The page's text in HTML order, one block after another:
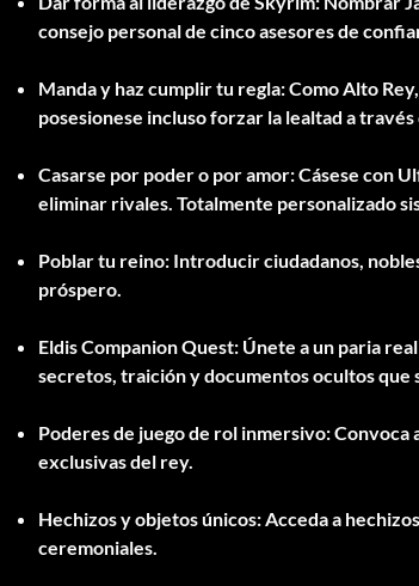
consejo personalde cinco asesores de
Manda y haz cumplir tu regla:Como Alto Rey,
posesionese inclusoforzar la lealtad a través
Casarse por poder o por amor:Cásese con
eliminar rivales. Totalmente personalizado
Poblar tu reino: Introducirciudadanos,
próspero.
Eldis Companion Quest: Únete a un paria
secretos, traición y documentos ocultosque
Poderes de juego de rol inmersivo:Convoca
exclusivas del rey.
Hechizos y objetos únicos:Acceda a
ceremoniales.